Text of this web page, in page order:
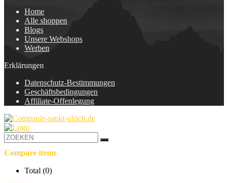
Home
Alle shoppen
Blogs
Unsere Webshops
Werben
Erklärungen
Datenschutz-Bestimmungen
Geschäftsbedingungen
Affiliate-Offenlegung
Compare items
Total (0)